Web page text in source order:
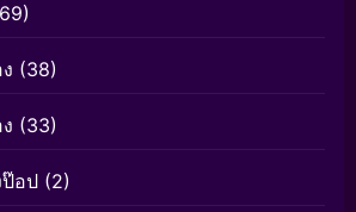
(38)
(33)
ป๊อป (2)